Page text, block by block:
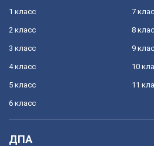
1 класс
2 класс
3 класс
4 класс
5 класс
6 класс
7
8
9
10
11
ДПА